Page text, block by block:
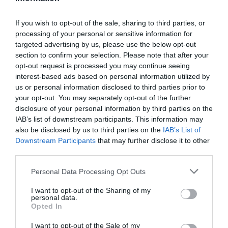
If you wish to opt-out of the sale, sharing to third parties, or
processing of your personal or sensitive information for
targeted advertising by us, please use the below opt-out
section to confirm your selection. Please note that after your
opt-out request is processed you may continue seeing
interest-based ads based on personal information utilized by
us or personal information disclosed to third parties prior to
your opt-out. You may separately opt-out of the further
disclosure of your personal information by third parties on the
IAB’s list of downstream participants. This information may
also be disclosed by us to third parties on the IAB’s List of
Downstream Participants that may further disclose it to other
Personal Data Processing Opt Outs
I want to opt-out of the Sharing of my
personal data.
Opted In
I want to opt-out of the Sale of my
Diana a dat primul telefon părinţilor ei, care i-au
urmărit performanţa cu sufletul la gură: „Sunt ambii
foarte mândri de mine!” Alături de Diana au fost şi
zecile de mii de români şi basarabeni care au privit
finala pe Rai Uno la care televotul a fost unul din
instrumentele de selecţie ale concursului. „Vreau să
le mulţumesc tuturor celor care m-au votat şi m- au
susţinut. {tiu că în Italia există prejudecăţi împotriva
românilor, dar eu cred că am reuşit, împreună cu
Simona Lungu, care a luat premiul II, să ştergem
măcar câteva din stereotipurile negative legate de
comunitatea noastră”. Ce i-a şoptit la ureche